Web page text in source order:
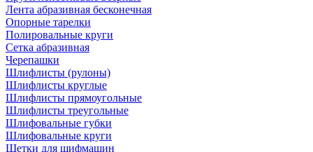
Лента абразивная бесконечная
Опорные тарелки
Полировальные круги
Сетка абразивная
Черепашки
Шлифлисты (рулоны)
Шлифлисты круглые
Шлифлисты прямоугольные
Шлифлисты треугольные
Шлифовальные губки
Шлифовальные круги
Щетки для шифмашин